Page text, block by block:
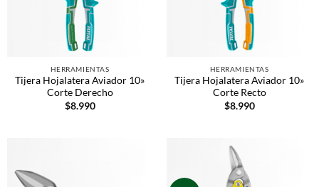
HERRAMIENTAS
Tijera Hojalatera Aviador 10»
Corte Derecho
$8.990
HERRAMIENTAS
Tijera Hojalatera Aviador 10»
Corte Recto
$8.990